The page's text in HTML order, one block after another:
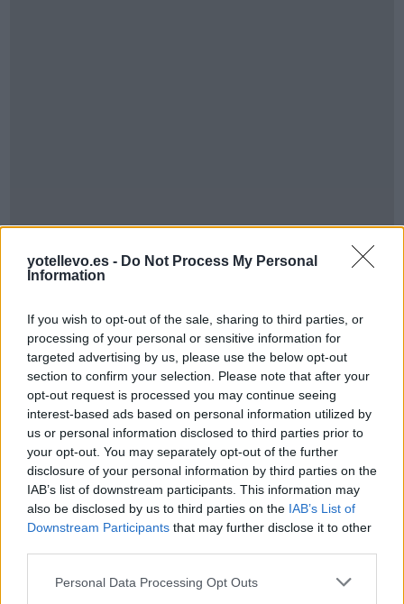
yotellevo.es - Do Not Process My Personal
Information
If you wish to opt-out of the sale, sharing to third parties, or
processing of your personal or sensitive information for
targeted advertising by us, please use the below opt-out
section to confirm your selection. Please note that after your
opt-out request is processed you may continue seeing
interest-based ads based on personal information utilized by
us or personal information disclosed to third parties prior to
your opt-out. You may separately opt-out of the further
disclosure of your personal information by third parties on the
IAB’s list of downstream participants. This information may
also be disclosed by us to third parties on the IAB’s List of
Downstream Participants that may further disclose it to other
Personal Data Processing Opt Outs
Cómo ir desde Trubia Asturias a Gijon
Resumen de datos de la ruta entre Trubia